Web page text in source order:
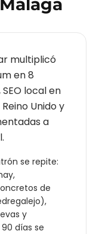
Málaga
multiplicó
en 8
local en
Unido y
a
se repite:
de
),
y
días se